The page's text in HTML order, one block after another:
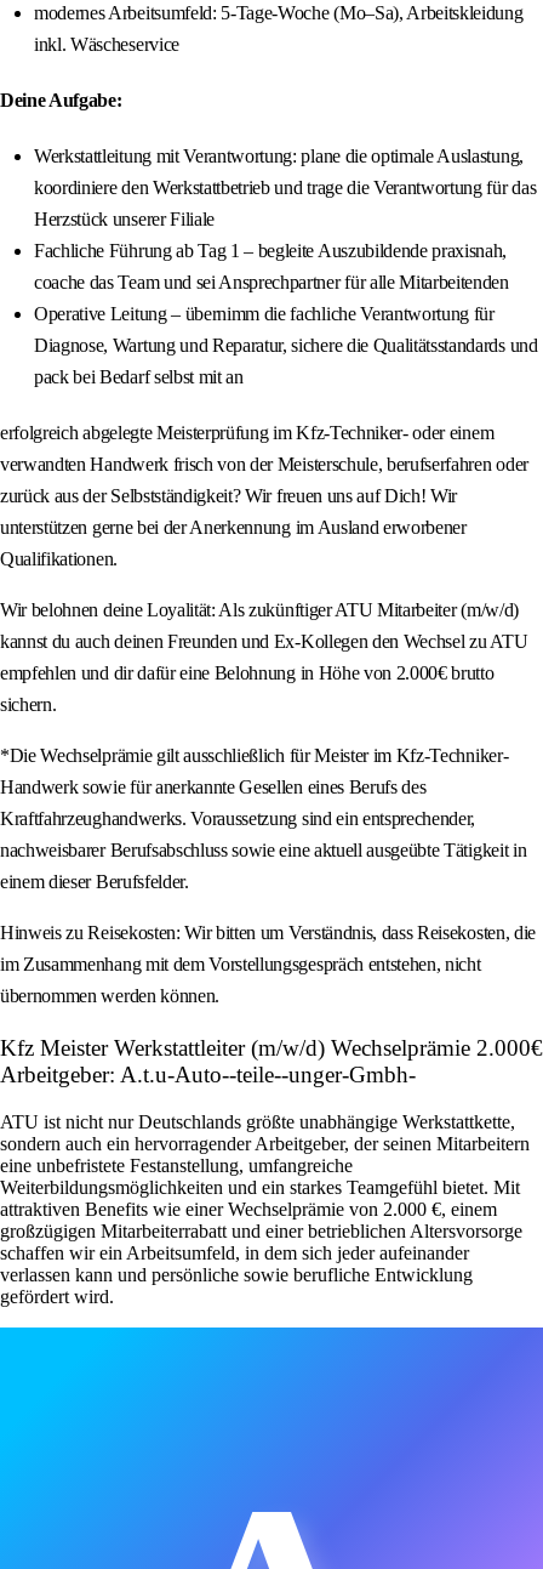
modernes Arbeitsumfeld: 5-Tage-Woche (Mo–Sa), Arbeitskleidung
inkl. Wäscheservice
Deine Aufgabe:
Werkstattleitung mit Verantwortung: plane die optimale Auslastung,
koordiniere den Werkstattbetrieb und trage die Verantwortung für das
Herzstück unserer Filiale
Fachliche Führung ab Tag 1 – begleite Auszubildende praxisnah,
coache das Team und sei Ansprechpartner für alle Mitarbeitenden
Operative Leitung – übernimm die fachliche Verantwortung für
Diagnose, Wartung und Reparatur, sichere die Qualitätsstandards und
pack bei Bedarf selbst mit an
erfolgreich abgelegte Meisterprüfung im Kfz-Techniker- oder einem
verwandten Handwerk frisch von der Meisterschule, berufserfahren oder
zurück aus der Selbstständigkeit? Wir freuen uns auf Dich! Wir
unterstützen gerne bei der Anerkennung im Ausland erworbener
Qualifikationen.
Wir belohnen deine Loyalität: Als zukünftiger ATU Mitarbeiter (m/w/d)
kannst du auch deinen Freunden und Ex-Kollegen den Wechsel zu ATU
empfehlen und dir dafür eine Belohnung in Höhe von 2.000€ brutto
sichern.
*Die Wechselprämie gilt ausschließlich für Meister im Kfz-Techniker-
Handwerk sowie für anerkannte Gesellen eines Berufs des
Kraftfahrzeughandwerks. Voraussetzung sind ein entsprechender,
nachweisbarer Berufsabschluss sowie eine aktuell ausgeübte Tätigkeit in
einem dieser Berufsfelder.
Hinweis zu Reisekosten: Wir bitten um Verständnis, dass Reisekosten, die
im Zusammenhang mit dem Vorstellungsgespräch entstehen, nicht
übernommen werden können.
Kfz Meister Werkstattleiter (m/w/d) Wechselprämie 2.000€
Arbeitgeber: A.t.u-Auto--teile--unger-Gmbh-
ATU ist nicht nur Deutschlands größte unabhängige Werkstattkette,
sondern auch ein hervorragender Arbeitgeber, der seinen Mitarbeitern
eine unbefristete Festanstellung, umfangreiche
Weiterbildungsmöglichkeiten und ein starkes Teamgefühl bietet. Mit
attraktiven Benefits wie einer Wechselprämie von 2.000 €, einem
großzügigen Mitarbeiterrabatt und einer betrieblichen Altersvorsorge
schaffen wir ein Arbeitsumfeld, in dem sich jeder aufeinander
verlassen kann und persönliche sowie berufliche Entwicklung
gefördert wird.